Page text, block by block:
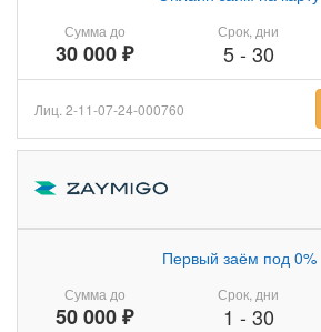
Сумма до
30 000 ₽
Срок, дни
5- 30
Лиц. 2-11-07-24-000760
Сумма до
50 000 ₽
Первый заём под 0%
Срок, дни
1 - 30